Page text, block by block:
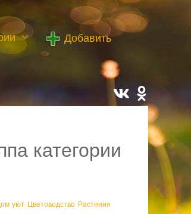
Добавить
категории
уют Цветоводство Растения